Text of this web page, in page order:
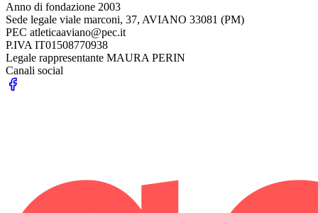
Anno di fondazione 2003
Sede legale viale marconi, 37, AVIANO 33081 (PM)
PEC atleticaaviano@pec.it
P.IVA IT01508770938
Legale rappresentante MAURA PERIN
Canali social